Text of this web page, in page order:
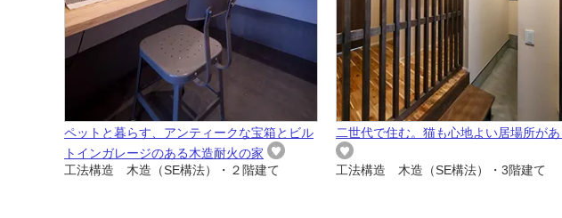
ペットと暮らす、アンティークな宝箱とビル
トインガレージのある木造耐火の家
工法構造 木造（SE構法）・２階建て
二世代で住む。猫も心地よい居場所が
工法構造 木造（SE構法）・3階建て